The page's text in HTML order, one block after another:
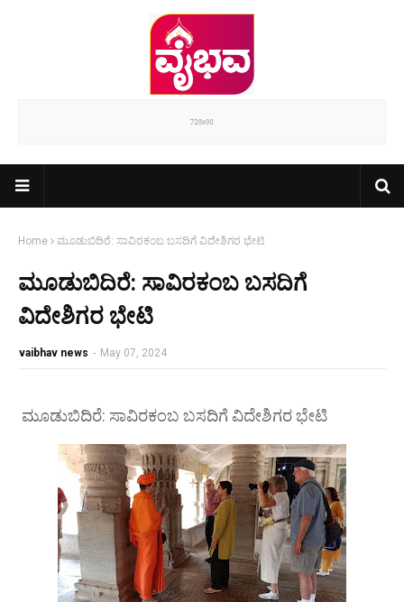
Home ಮೂಡುಬಿದಿರೆ: ಸಾವಿರಕಂಬ ಬಸದಿಗೆ ವಿದೇಶಿಗರ ಭೇಟಿ
ಮೂಡುಬಿದಿರೆ: ಸಾವಿರಕಂಬ ಬಸದಿಗೆ
ವಿದೇಶಿಗರ ಭೇಟಿ
vaibhav news - May 07, 2024
ಮೂಡುಬಿದಿರೆ: ಸಾವಿರಕಂಬ ಬಸದಿಗೆ ವಿದೇಶಿಗರ ಭೇಟಿ